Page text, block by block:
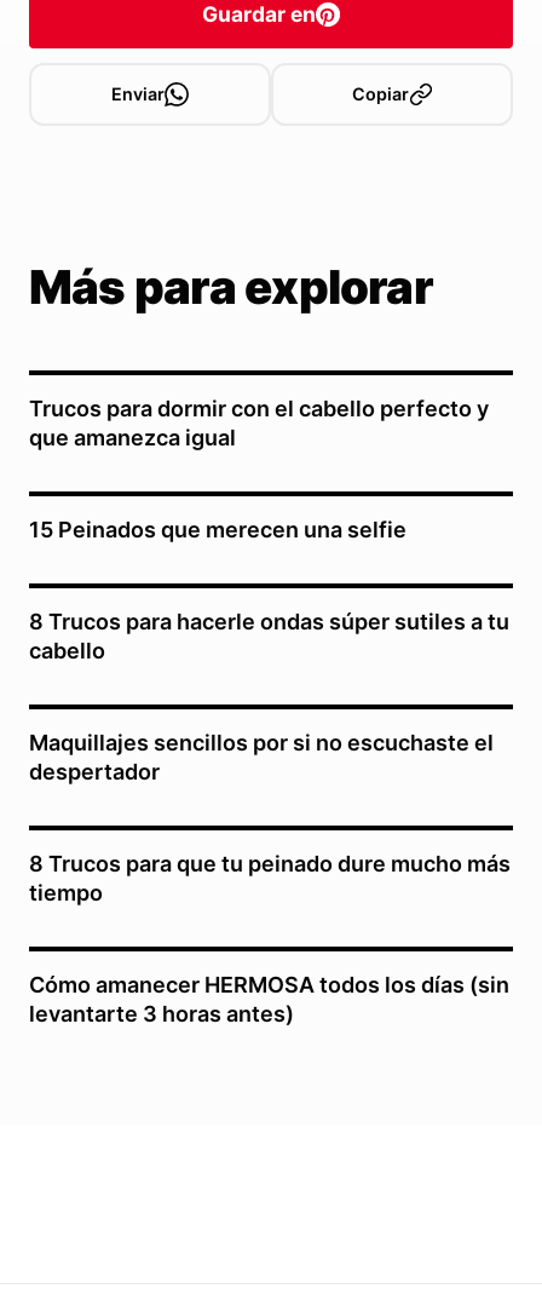
Guardar en
Enviar Copiar
Más para explorar
Trucos para dormir con el cabello perfecto y
que amanezca igual
15 Peinados que merecen una selfie
8 Trucos para hacerle ondas súper sutiles a tu
cabello
Maquillajes sencillos por si no escuchaste el
despertador
8 Trucos para que tu peinado dure mucho más
tiempo
Cómo amanecer HERMOSA todos los días (sin
levantarte 3 horas antes)